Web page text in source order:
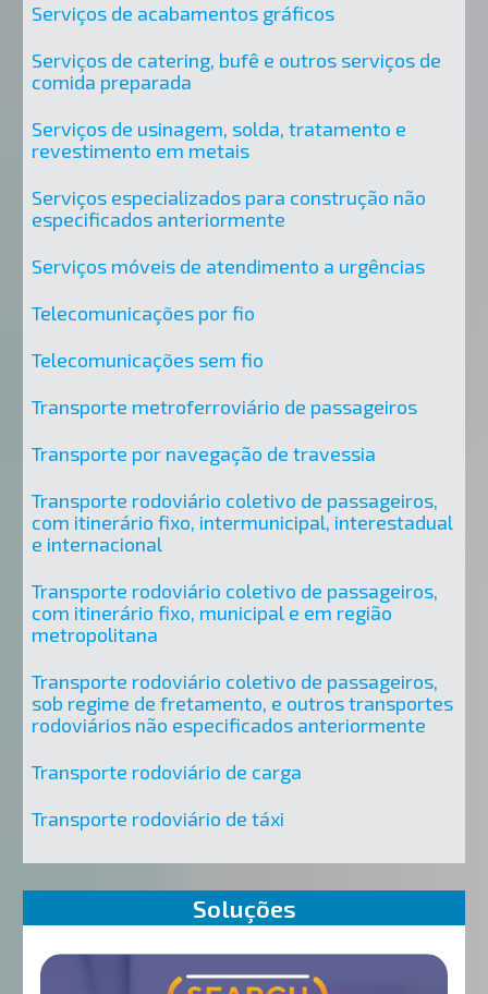
Serviços de acabamentos gráficos
Serviços de catering, bufê e outros serviços de
comida preparada
Serviços de usinagem, solda, tratamento e
revestimento em metais
Serviços especializados para construção não
especificados anteriormente
Serviços móveis de atendimento a urgências
Telecomunicações por fio
Telecomunicações sem fio
Transporte metroferroviário de passageiros
Transporte por navegação de travessia
Transporte rodoviário coletivo de passageiros,
com itinerário fixo, intermunicipal, interestadual
e internacional
Transporte rodoviário coletivo de passageiros,
com itinerário fixo, municipal e em região
metropolitana
Transporte rodoviário coletivo de passageiros,
sob regime de fretamento, e outros transportes
rodoviários não especificados anteriormente
Transporte rodoviário de carga
Transporte rodoviário de táxi
Soluções